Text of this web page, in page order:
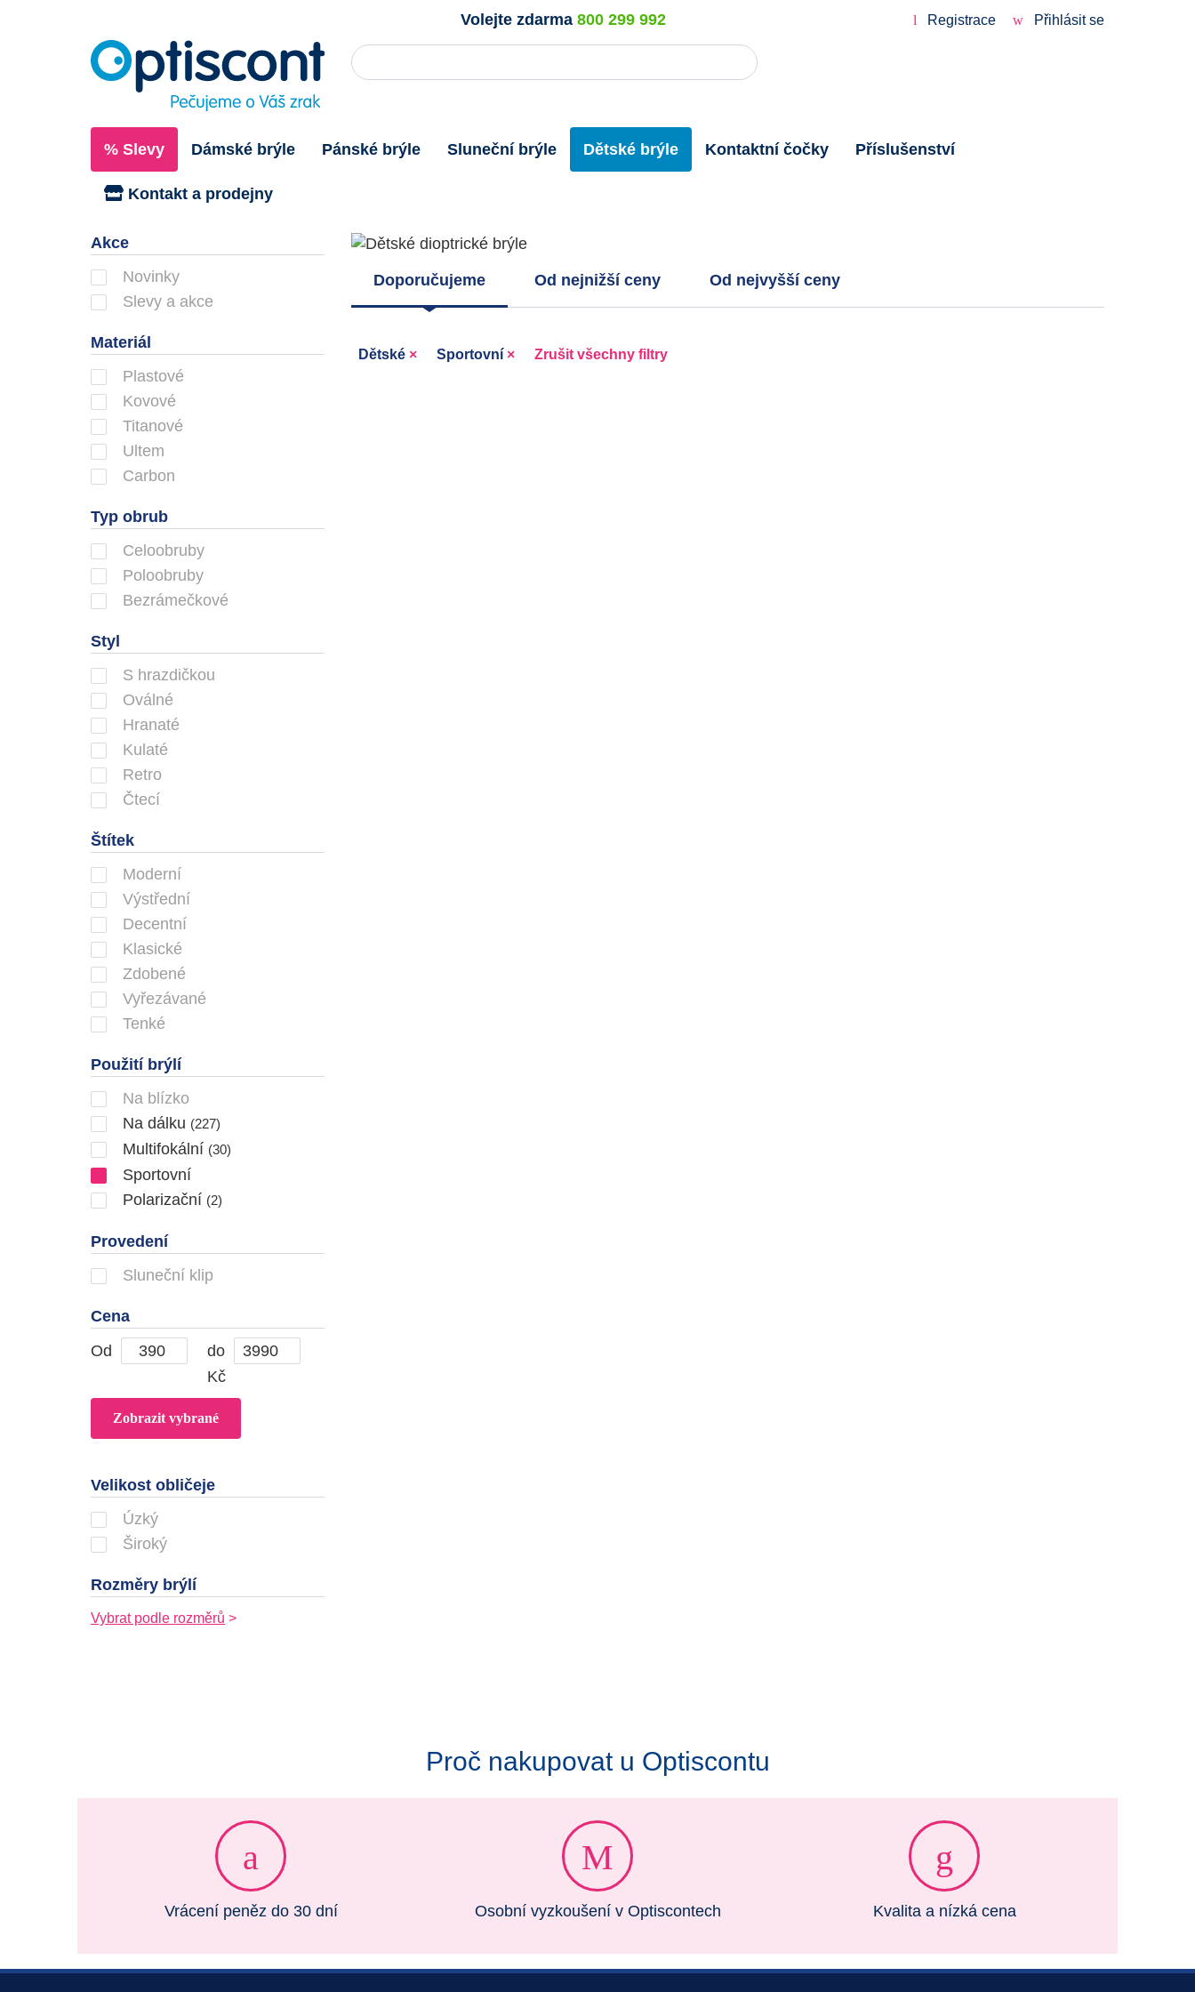
Volejte zdarma800 299 992 Registrace Přihlásit se
% Slevy Dámské brýle Pánské brýle Sluneční brýle Dětské brýle Kontaktní čočky Příslušenství
Kontakt a prodejny
Akce
Novinky
Slevy a akce
Materiál
Plastové
Kovové
Titanové
Ultem
Carbon
Typ obrub
Celoobruby
Poloobruby
Bezrámečkové
Styl
S hrazdičkou
Oválné
Hranaté
Kulaté
Retro
Čtecí
Štítek
Moderní
Výstřední
Decentní
Klasické
Zdobené
Vyřezávané
Tenké
Použití brýlí
Na blízko
Na dálku (227)
Multifokální (30)
Sportovní
Polarizační (2)
Provedení
Sluneční klip
Cena
Od
do
Kč
Velikost obličeje
Úzký
Široký
Rozměry brýlí
Vybrat podle rozměrů
Doporučujeme Od nejnižší ceny Od nejvyšší ceny
Dětské × Sportovní × Zrušit všechny filtry
Proč nakupovat u Optiscontu
Vrácení peněz do 30 dní Osobní vyzkoušení v Optiscontech Kvalita a nízká cena